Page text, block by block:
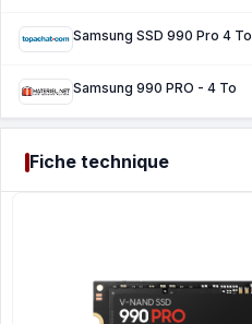
Samsung SSD 990 Pro 4 To
Samsung 990 PRO - 4 To
Fiche technique